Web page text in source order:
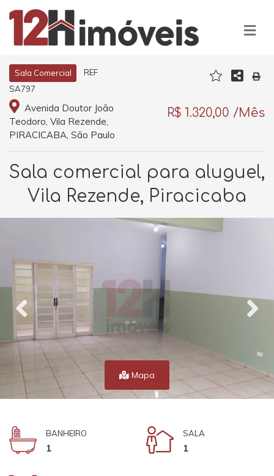
Sala Comercial
REF
SA797
Avenida Doutor João
Teodoro, Vila Rezende,
PIRACICABA, São Paulo
R$ 1.320,00 /Mês
Sala comercial para aluguel,
Vila Rezende, Piracicaba
Mapa
BANHEIRO
1
SALA
1